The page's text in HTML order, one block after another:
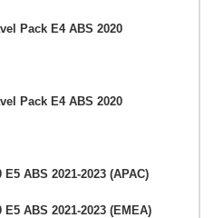
Pack E4 ABS 2020
Pack E4 ABS 2020
ABS 2021-2023 (APAC)
E5 ABS 2021-2023 (EMEA)